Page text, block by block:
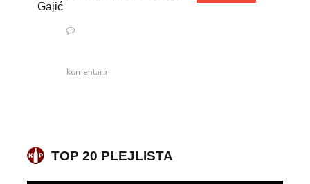
Gajić
komentara
TOP 20 PLEJLISTA